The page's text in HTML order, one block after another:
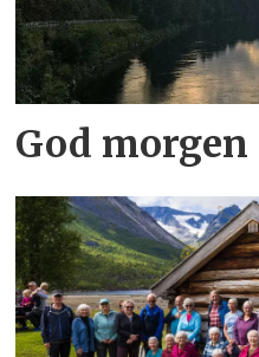
God morgen